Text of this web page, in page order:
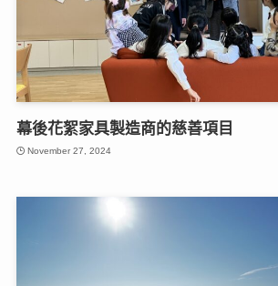
幕後花絮家具製造商的慈善項目
November 27, 2024